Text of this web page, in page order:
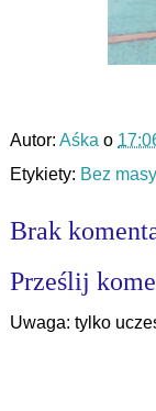
Autor: Aśka o
Etykiety: Bez
Brak
Prześlij
Uwaga: tylko